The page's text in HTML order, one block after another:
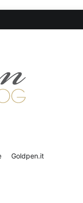
Goldpen.it